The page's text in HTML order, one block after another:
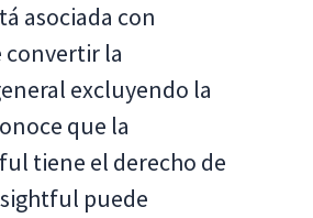
asociada con
la
excluyendo la
que la
tiene el derecho de
puede